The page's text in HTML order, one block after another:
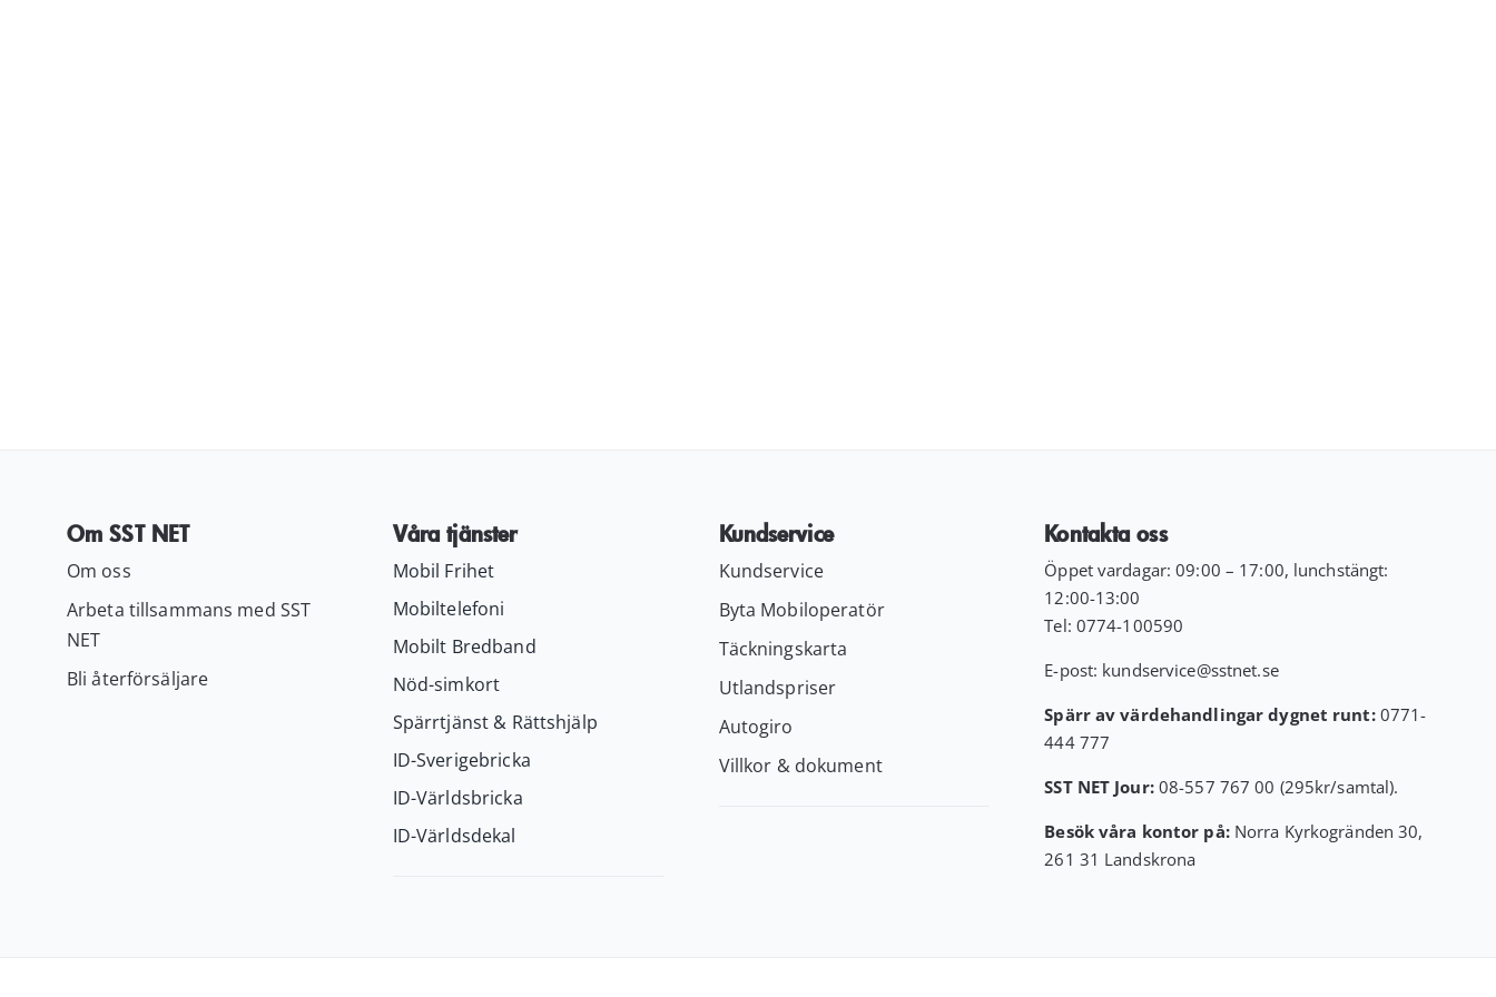
Om SST NET
Om oss
Arbeta tillsammans med SST
NET
Bli återförsäljare
Våra tjänster
Mobil Frihet
Mobiltelefoni
Mobilt Bredband
Nöd-simkort
Spärrtjänst & Rättshjälp
ID-Sverigebricka
ID-Världsbricka
ID-Världsdekal
Kundservice
Kundservice
Byta Mobiloperatör
Täckningskarta
Utlandspriser
Autogiro
Villkor & dokument
Kontakta oss
Öppet vardagar: 09:00 – 17:00, lunchstängt:
12:00-13:00
Tel: 0774-100590
E-post: kundservice@sstnet.se
Spärr av värdehandlingar dygnet runt:0771-
444 777
SST NET Jour: 08-557 767 00 (295kr/samtal).
Besök våra kontor på: Norra Kyrkogränden 30,
261 31 Landskrona